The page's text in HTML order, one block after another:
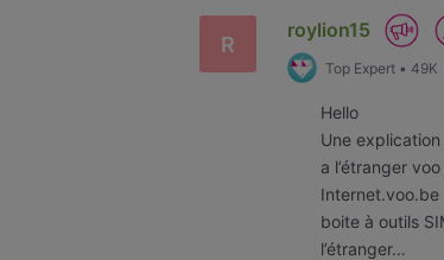
First
R
roylion15
Top Expert• 49K
Hello
Une
a l’étranger
Internet.voo.be
boite à outils
l’étranger…